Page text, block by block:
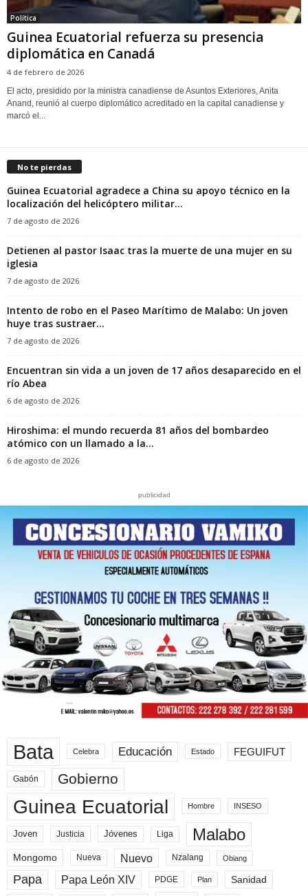
Política
Guinea Ecuatorial refuerza su presencia
diplomática en Canadá
4 de febrero de 2026
El acto, presidido por la ministra canadiense de Asuntos Exteriores, Anita
Anand, reunió al cuerpo diplomático acreditado en la capital canadiense y
marcó el...
No te pierdas
Guinea Ecuatorial agradece a China su apoyo técnico en la
localización del helicóptero militar...
7 de agosto de 2026
‎Detienen al pastor Isaac tras la muerte de una mujer en su
iglesia‎
7 de agosto de 2026
Intento de robo en el Paseo Marítimo de Malabo: Un joven
huye tras sustraer...
7 de agosto de 2026
Encuentran sin vida a un joven de 17 años desaparecido en el
río Abea
6 de agosto de 2026
Hiroshima: el mundo recuerda 81 años del bombardeo
atómico con un llamado a la...
6 de agosto de 2026
publicidad
Bata Celebra Educación Estado FEGUIFUT
Gabón Gobierno
Guinea Ecuatorial Hombre INSESO
Joven Justicia Jóvenes Liga Malabo
Mongomo Nueva Nuevo Nzalang Obiang
Papa Papa León XIV PDGE Plan Sanidad